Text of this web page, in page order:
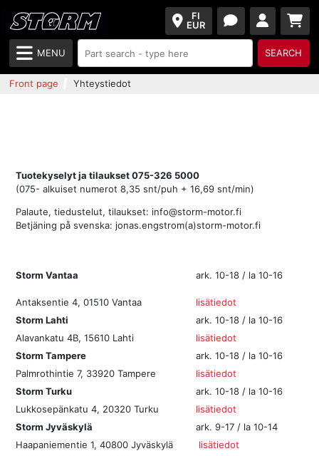
FI
EUR
MENU SEARCH
Front page Yhteystiedot
Tuotekyselyt ja tilaukset 075-326 5000
(075- alkuiset numerot 8,35 snt/puh + 16,69 snt/min)
Palaute, tiedustelut, tilaukset: info@storm-motor.fi
Betjäning på svenska: jonas.engstrom(a)storm-motor.fi
Storm Vantaa ark. 10-18 / la 10-16
Antaksentie 4, 01510 Vantaa
lisätiedot
Storm Lahti
ark. 10-18 / la 10-16
Alavankatu 4B, 15610 Lahti
lisätiedot
Storm Tampere
ark. 10-18 / la 10-16
Palmrothintie 7, 33920 Tampere
lisätiedot
Storm Turku
ark. 10-18 / la 10-16
Lukkosepänkatu 4, 20320 Turku
lisätiedot
Storm Jyväskylä
ark. 9-17 / la 10-14
Haapaniementie 1, 40800 Jyväskylä
lisätiedot